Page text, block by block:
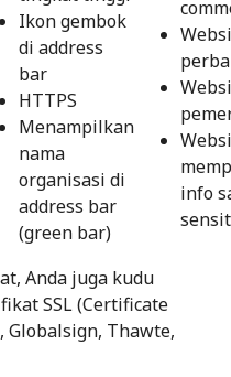
Ikon gembok
di address
bar
HTTPS
Menampilkan
nama
organisasi di
address bar
(green bar)
info
Anda juga kudu
SSL (Certificate
Globalsign, Thawte,